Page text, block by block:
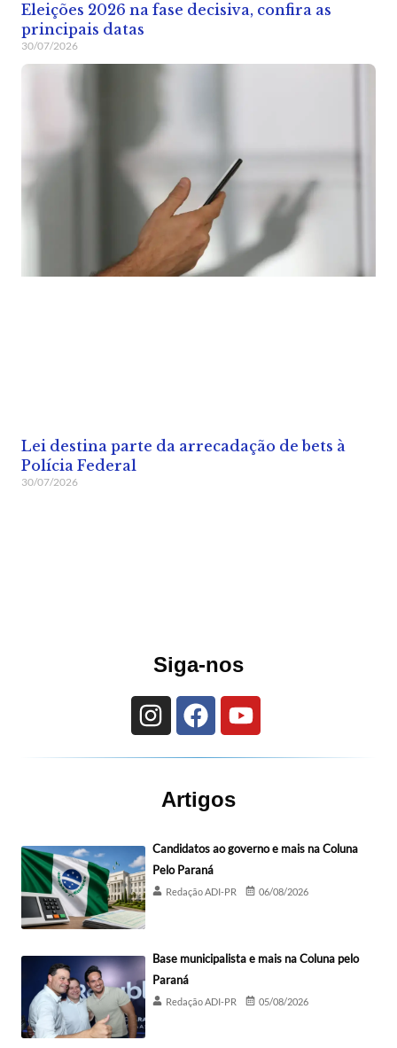
Eleições 2026 na fase decisiva, confira as
principais datas
30/07/2026
Lei destina parte da arrecadação de bets à
Polícia Federal
30/07/2026
Siga-nos
Artigos
Candidatos ao governo e mais na Coluna
Pelo Paraná
Redação ADI-PR 06/08/2026
Base municipalista e mais na Coluna pelo
Paraná
Redação ADI-PR 05/08/2026